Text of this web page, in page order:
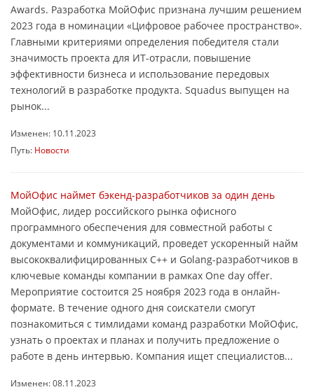
Awards. Разработка МойОфис признана лучшим решением
2023 года в номинации «Цифровое рабочее пространство».
Главными критериями определения победителя стали
значимость проекта для ИТ-отрасли, повышение
эффективности бизнеса и использование передовых
технологий в разработке продукта. Squadus выпущен на
рынок...
Изменен: 10.11.2023
Путь: Новости
МойОфис наймет бэкенд-разработчиков за один день
МойОфис, лидер российского рынка офисного
программного обеспечения для совместной работы с
документами и коммуникаций, проведет ускоренный найм
высококвалифицированных C++ и Golang-разработчиков в
ключевые команды компании в рамках One day offer.
Мероприятие состоится 25 ноября 2023 года в онлайн-
формате. В течение одного дня соискатели смогут
познакомиться с тимлидами команд разработки МойОфис,
узнать о проектах и планах и получить предложение о
работе в день интервью. Компания ищет специалистов...
Изменен: 08.11.2023